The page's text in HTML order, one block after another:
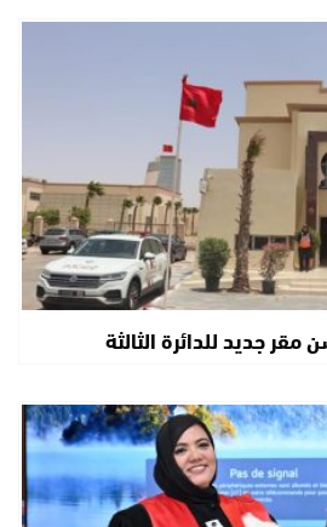
جديد للدائرة الثالثة